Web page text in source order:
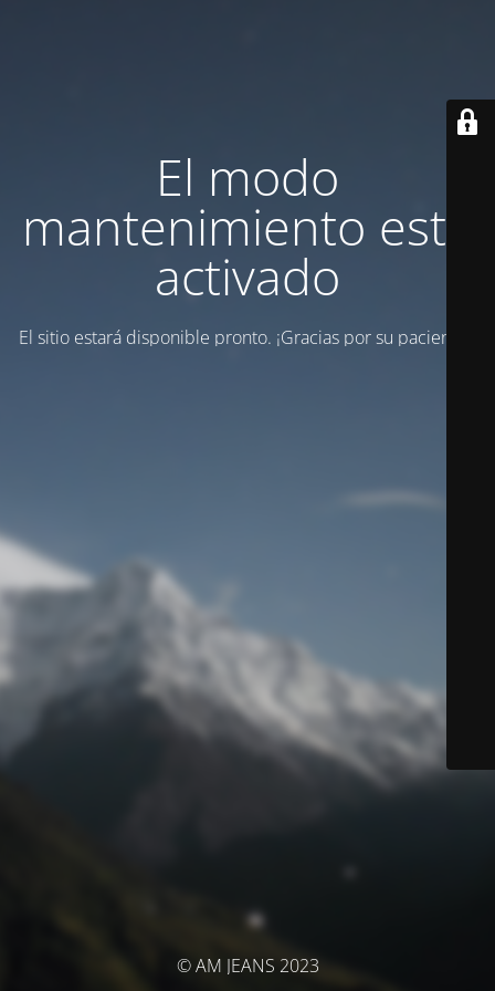
El modo
mantenimiento está
activado
El sitio estará disponible pronto. ¡Gracias por su paciencia!
© AM JEANS 2023